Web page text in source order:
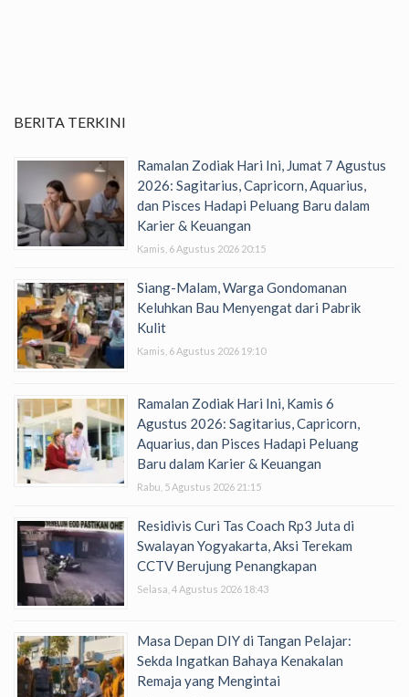
BERITA TERKINI
Ramalan Zodiak Hari Ini, Jumat 7 Agustus
2026: Sagitarius, Capricorn, Aquarius,
dan Pisces Hadapi Peluang Baru dalam
Karier & Keuangan
Kamis, 6 Agustus 2026 20:15
Siang-Malam, Warga Gondomanan
Keluhkan Bau Menyengat dari Pabrik
Kulit
Kamis, 6 Agustus 2026 19:10
Ramalan Zodiak Hari Ini, Kamis 6
Agustus 2026: Sagitarius, Capricorn,
Aquarius, dan Pisces Hadapi Peluang
Baru dalam Karier & Keuangan
Rabu, 5 Agustus 2026 21:15
Residivis Curi Tas Coach Rp3 Juta di
Swalayan Yogyakarta, Aksi Terekam
CCTV Berujung Penangkapan
Selasa, 4 Agustus 2026 18:43
Masa Depan DIY di Tangan Pelajar:
Sekda Ingatkan Bahaya Kenakalan
Remaja yang Mengintai